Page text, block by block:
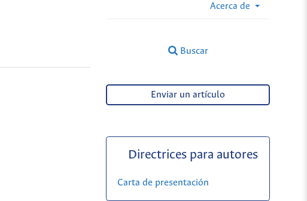
Acerca de
Buscar
Enviar un artículo
Directrices para autores
Carta de presentación